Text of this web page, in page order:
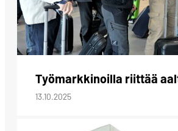
Työmarkkinoilla riittää
13.10.2025